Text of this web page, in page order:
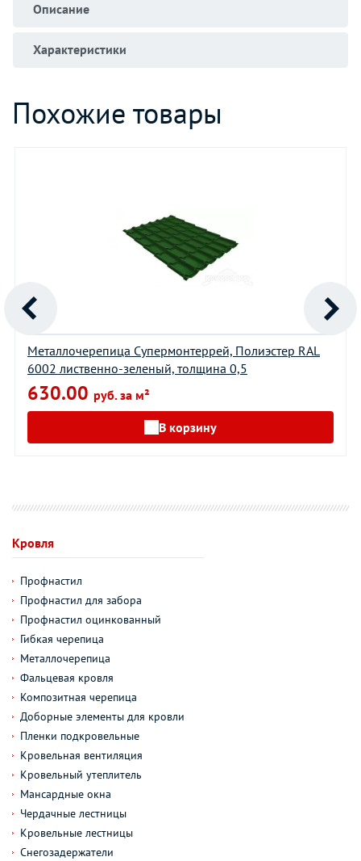
Описание
Характеристики
Похожие товары
Металлочерепица Супермонтеррей, Полиэстер RAL
6002 лиственно-зеленый, толщина 0,5
630.00 руб. за м²
В корзину
Кровля
Профнастил
Профнастил для забора
Профнастил оцинкованный
Гибкая черепица
Металлочерепица
Фальцевая кровля
Композитная черепица
Доборные элементы для кровли
Пленки подкровельные
Кровельная вентиляция
Кровельный утеплитель
Мансардные окна
Чердачные лестницы
Кровельные лестницы
Снегозадержатели